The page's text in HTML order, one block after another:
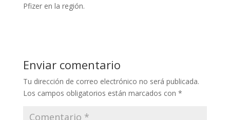
Pfizer en la región.
Enviar comentario
Tu dirección de correo electrónico no será publicada.
Los campos obligatorios están marcados con *